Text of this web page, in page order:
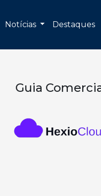
Notícias Destaques
Guia